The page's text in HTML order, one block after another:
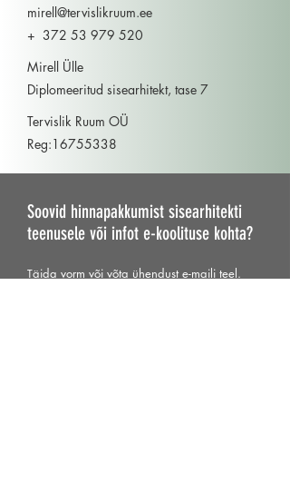
mirell@tervislikruum.ee
+ 372 53 979 520
Mirell Ülle
Diplomeeritud sisearhitekt, tase 7
Tervislik Ruum OÜ
Reg:16755338
Soovid hinnapakkumist sisearhitekti
teenusele või infot e-koolituse kohta?
Täida vorm või võta ühendust e-maili teel.